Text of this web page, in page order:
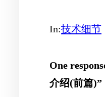
In:技术细节
One
介绍(前篇)”